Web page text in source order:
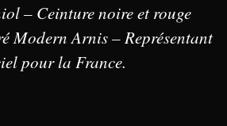
– Ceinture noire et rouge
Modern Arnis – Représentant
pour la France.